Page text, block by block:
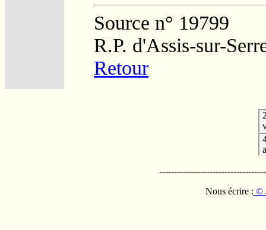
Source n° 19799
R.P. d'Assis-sur-
Retour
Nous écrire : ©